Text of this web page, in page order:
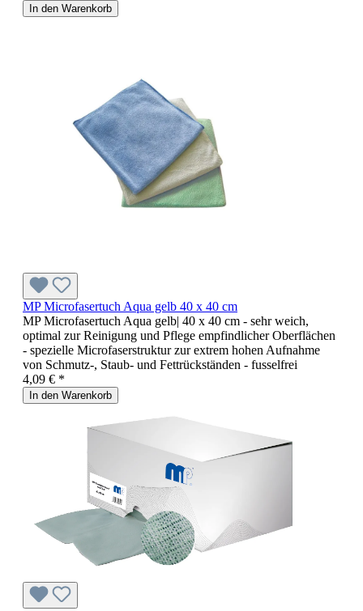
In den Warenkorb
MP Microfasertuch Aqua gelb 40 x 40 cm
MP Microfasertuch Aqua gelb| 40 x 40 cm - sehr weich,
optimal zur Reinigung und Pflege empfindlicher Oberflächen
- spezielle Microfaserstruktur zur extrem hohen Aufnahme
von Schmutz-, Staub- und Fettrückständen - fusselfrei
4,09 € *
In den Warenkorb